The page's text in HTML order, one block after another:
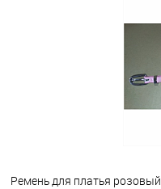
Ремень для платья розовый